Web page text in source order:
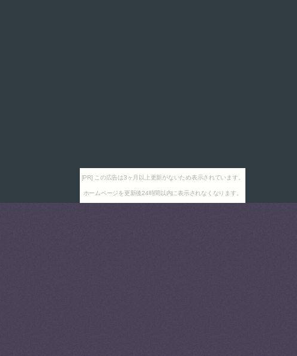
[PR] この広告は3ヶ月以上更新がないため表示されています。
ホームページを更新後24時間以内に表示されなくなります。